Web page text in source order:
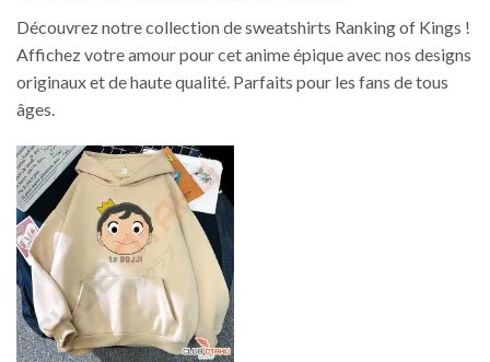
Découvrez notre collection de sweatshirts Ranking of Kings !
Affichez votre amour pour cet anime épique avec nos designs
originaux et de haute qualité. Parfaits pour les fans de tous
âges.